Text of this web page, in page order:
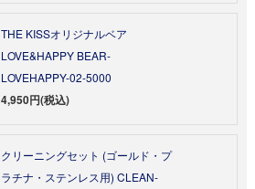
THE KISSオリジナルベア
LOVE&HAPPY BEAR-
LOVEHAPPY-02-5000
4,950円(税込)
クリーニングセット (ゴールド・プ
ラチナ・ステンレス用) CLEAN-